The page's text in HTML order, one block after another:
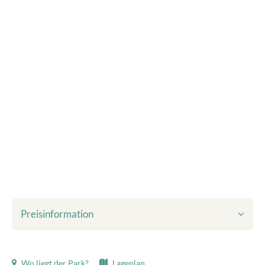
Preisinformation
Inbegriffen im angezeigten Preis: